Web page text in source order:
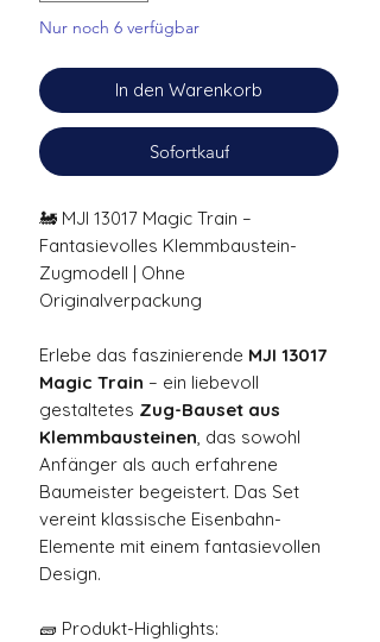
Nur noch 6 verfügbar
In den Warenkorb
Sofortkauf
🚂 MJI 13017 Magic Train –
Fantasievolles Klemmbaustein-
Zugmodell | Ohne
Originalverpackung
Erlebe das faszinierende MJI 13017
Magic Train – ein liebevoll
gestaltetes Zug-Bauset aus
Klemmbausteinen, das sowohl
Anfänger als auch erfahrene
Baumeister begeistert. Das Set
vereint klassische Eisenbahn-
Elemente mit einem fantasievollen
Design.
🧱 Produkt-Highlights: